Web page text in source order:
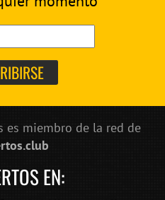
es miembro de la red de
EN: